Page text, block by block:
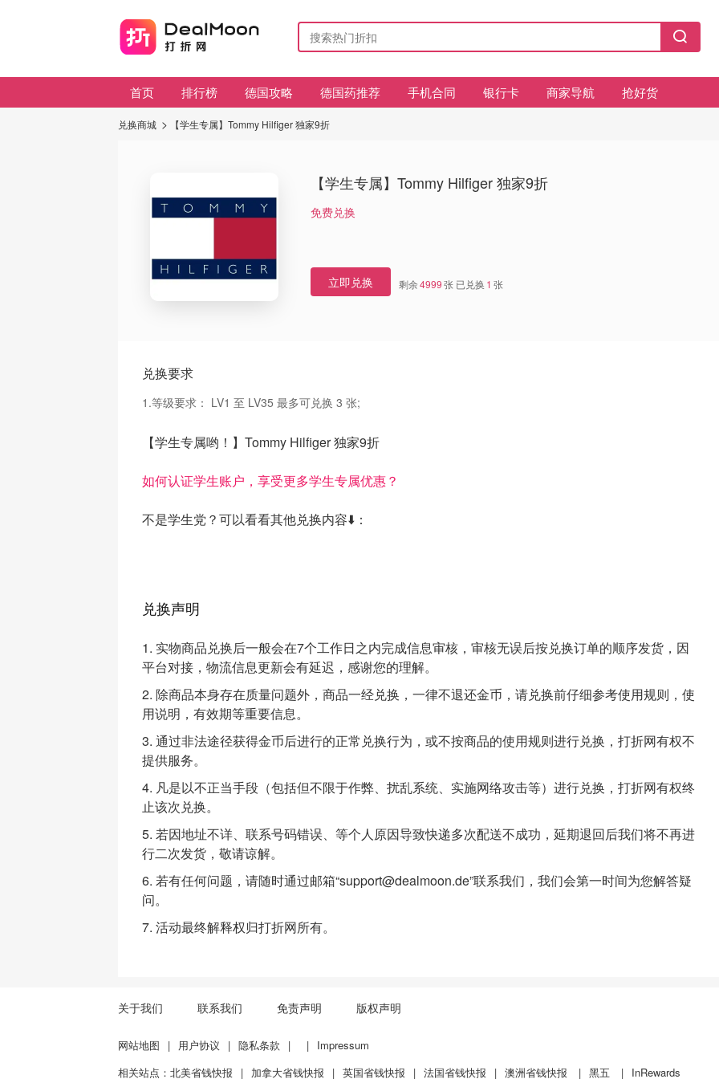
首页 排行榜 德国攻略 德国药推荐 手机合同 银行卡 商家导航 抢好货
兑换商城 【学生专属】Tommy Hilfiger 独家9折
【学生专属】Tommy Hilfiger 独家9折
免费兑换
立即兑换 剩余4999张 已兑换 1 张
兑换要求
1.等级要求： LV1 至 LV35 最多可兑换 3 张;
【学生专属哟！】Tommy Hilfiger 独家9折
如何认证学生账户，享受更多学生专属优惠？
不是学生党？可以看看其他兑换内容⬇️：
兑换声明
1. 实物商品兑换后一般会在7个工作日之内完成信息审核，审核无误后按兑换订单的顺序发货，因
平台对接，物流信息更新会有延迟，感谢您的理解。
2. 除商品本身存在质量问题外，商品一经兑换，一律不退还金币，请兑换前仔细参考使用规则，使
用说明，有效期等重要信息。
3. 通过非法途径获得金币后进行的正常兑换行为，或不按商品的使用规则进行兑换，打折网有权不
提供服务。
4. 凡是以不正当手段（包括但不限于作弊、扰乱系统、实施网络攻击等）进行兑换，打折网有权终
止该次兑换。
5. 若因地址不详、联系号码错误、等个人原因导致快递多次配送不成功，延期退回后我们将不再进
行二次发货，敬请谅解。
6. 若有任何问题，请随时通过邮箱“support@dealmoon.de”联系我们，我们会第一时间为您解答疑
问。
7. 活动最终解释权归打折网所有。
关于我们 联系我们 免责声明 版权声明
网站地图 | 用户协议 | 隐私条款 | | Impressum
相关站点： 北美省钱快报 | 加拿大省钱快报 | 英国省钱快报 | 法国省钱快报 | 澳洲省钱快报 | 黑五 | InRewards